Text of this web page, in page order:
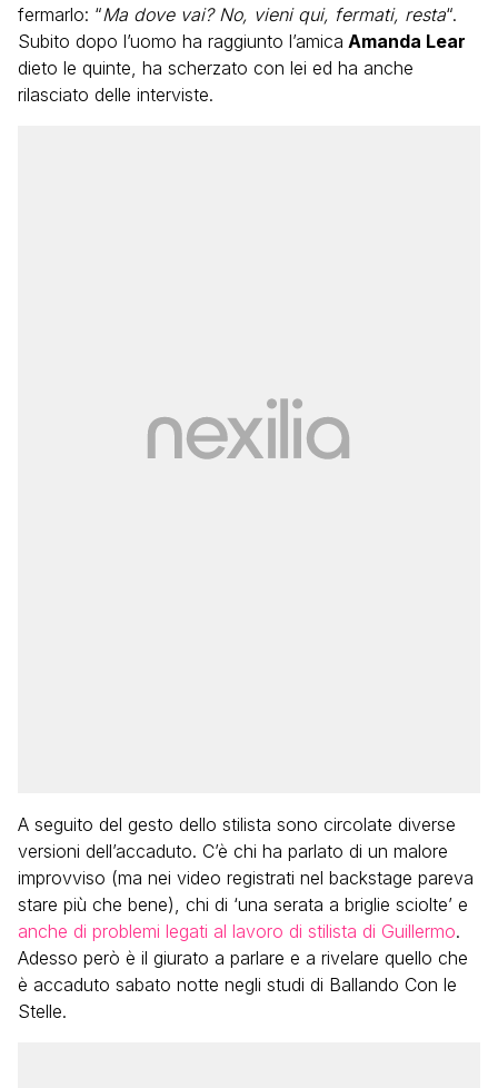
fermarlo: “Ma dove vai? No, vieni qui, fermati, resta“.
Subito dopo l’uomo ha raggiunto l’amica Amanda Lear
dieto le quinte, ha scherzato con lei ed ha anche
rilasciato delle interviste.
A seguito del gesto dello stilista sono circolate diverse
versioni dell’accaduto. C’è chi ha parlato di un malore
improvviso (ma nei video registrati nel backstage pareva
stare più che bene), chi di ‘una serata a briglie sciolte’ e
anche di problemi legati al lavoro di stilista di Guillermo.
Adesso però è il giurato a parlare e a rivelare quello che
è accaduto sabato notte negli studi di Ballando Con le
Stelle.